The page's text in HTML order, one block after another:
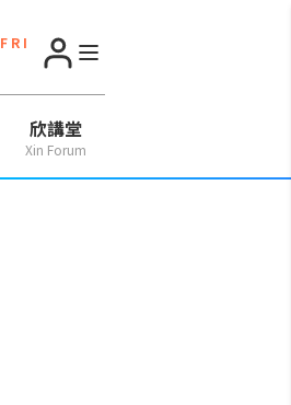
F R I
欣講堂
Xin Forum